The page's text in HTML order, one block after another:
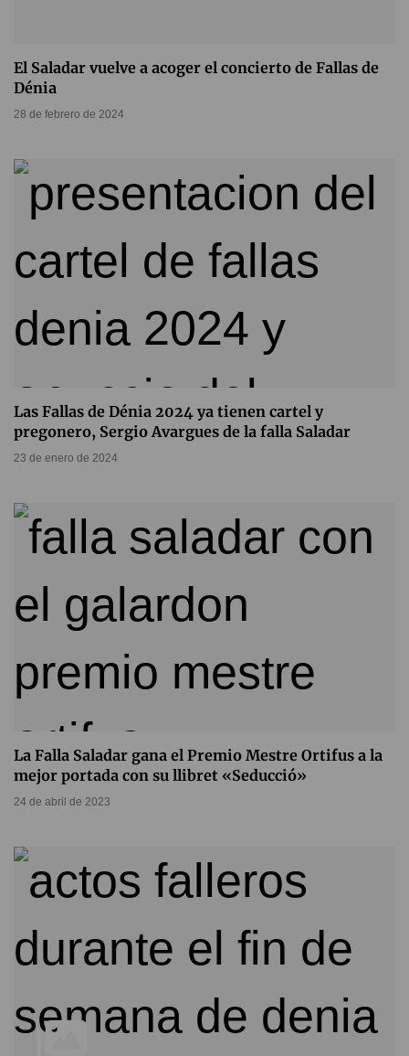
El Saladar vuelve a acoger el concierto de Fallas de
Dénia
28 de febrero de 2024
Las Fallas de Dénia 2024 ya tienen cartel y
pregonero, Sergio Avargues de la falla Saladar
23 de enero de 2024
La Falla Saladar gana el Premio Mestre Ortifus a la
mejor portada con su llibret «Seducció»
24 de abril de 2023